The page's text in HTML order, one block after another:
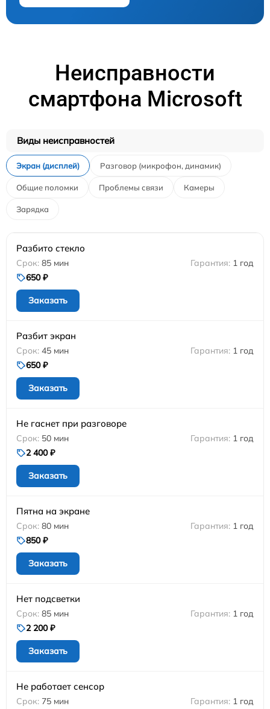
Неисправности
смартфона Microsoft
Виды неисправностей
Экран (дисплей) Разговор (микрофон, динамик)
Общие поломки Проблемы связи Камеры
Зарядка
Разбито стекло
85 мин
1 год
650 ₽
Заказать
Разбит экран
45 мин
1 год
650 ₽
Заказать
Не гаснет при разговоре
50 мин
1 год
2 400 ₽
Заказать
Пятна на экране
80 мин
1 год
850 ₽
Заказать
Нет подсветки
85 мин
1 год
2 200 ₽
Заказать
Не работает сенсор
75 мин
1 год